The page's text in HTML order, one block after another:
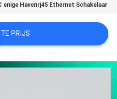
enige Havenrj45 Ethernet Schakelaar
PRIJS